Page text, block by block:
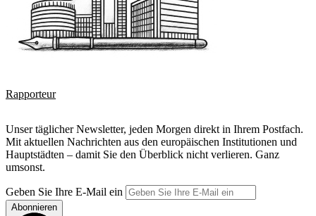
Rapporteur
Unser täglicher Newsletter, jeden Morgen direkt in Ihrem Postfach.
Mit aktuellen Nachrichten aus den europäischen Institutionen und
Hauptstädten – damit Sie den Überblick nicht verlieren. Ganz
umsonst.
Geben Sie Ihre E-Mail ein
Abonnieren